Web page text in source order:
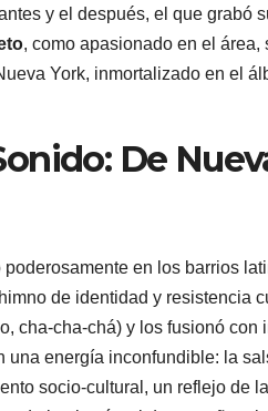
y el después, el que grabó
, como apasionado en el
York, inmortalizado en el
De
en los barrios
de identidad y resistencia
cha-cha-chá) y los fusionó
energía inconfundible: la
socio-cultural, un reflejo de